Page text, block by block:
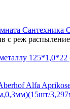
Сантехника
с реж
125*1,0*22
Alfa